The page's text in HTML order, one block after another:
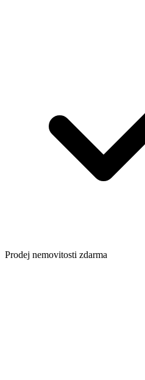
Prodej nemovitosti zdarma